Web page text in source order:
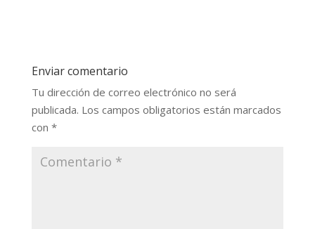
Enviar comentario
Tu dirección de correo electrónico no será
publicada. Los campos obligatorios están marcados
con *